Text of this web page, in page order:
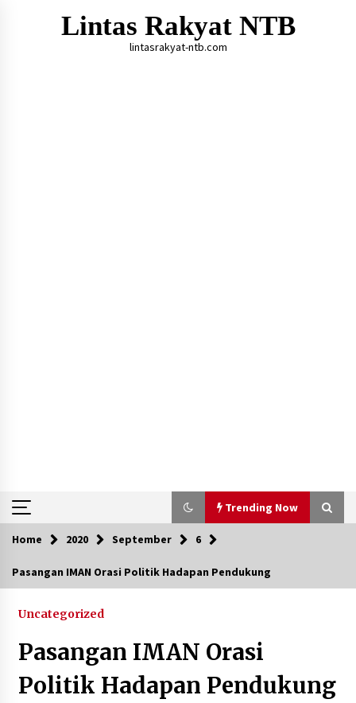
Lintas Rakyat NTB
lintasrakyat-ntb.com
Trending Now
Trending Now
Ketegangan Memuncak di Kampung Bebas Dari
Narkoba
Polsek Kempo Serahkan ODGJ ke Ketua DPRD
Dompu untuk Dirujuk ke RSJ
Home 2020 September 6
Pasangan IMAN Orasi Politik Hadapan Pendukung
Uncategorized
Pasangan IMAN Orasi
Politik Hadapan Pendukung